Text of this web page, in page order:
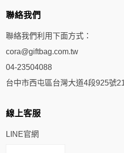
聯絡我們
聯絡我們利用下面方式：
cora@giftbag.com.tw
04-23504088
台中市西屯區台灣大道4段925號
線上客服
LINE官網